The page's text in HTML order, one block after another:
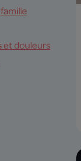
et douleurs